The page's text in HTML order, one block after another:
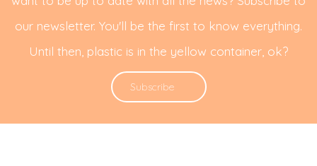
our newsletter. You'll be the first to know everything.
Until then, plastic is in the yellow container, ok?
Subscribe